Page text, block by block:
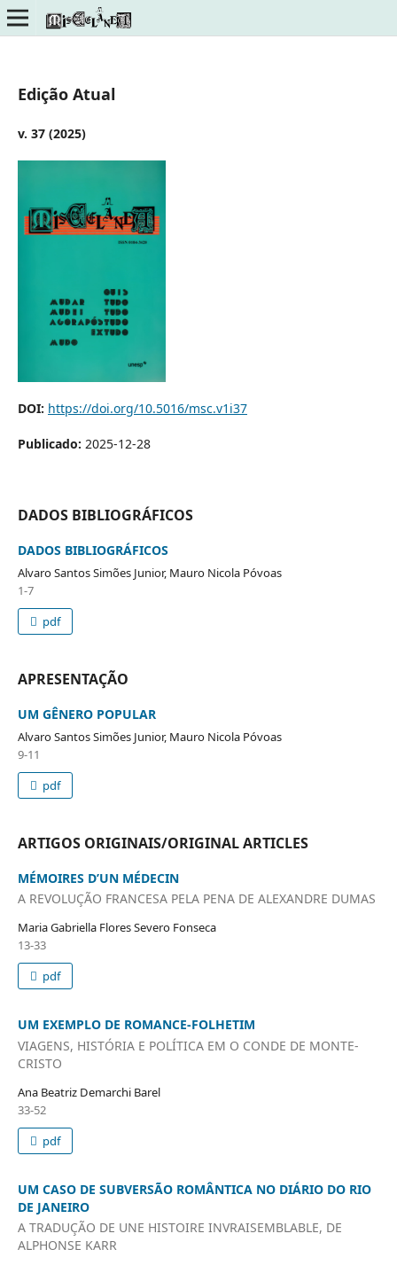
Edição Atual
v. 37 (2025)
DOI: https://doi.org/10.5016/msc.v1i37
Publicado: 2025-12-28
DADOS BIBLIOGRÁFICOS
DADOS BIBLIOGRÁFICOS
Alvaro Santos Simões Junior, Mauro Nicola Póvoas
1-7
pdf
APRESENTAÇÃO
UM GÊNERO POPULAR
Alvaro Santos Simões Junior, Mauro Nicola Póvoas
9-11
pdf
ARTIGOS ORIGINAIS/ORIGINAL ARTICLES
MÉMOIRES D’UN MÉDECIN
A REVOLUÇÃO FRANCESA PELA PENA DE ALEXANDRE DUMAS
Maria Gabriella Flores Severo Fonseca
13-33
pdf
UM EXEMPLO DE ROMANCE-FOLHETIM
VIAGENS, HISTÓRIA E POLÍTICA EM O CONDE DE MONTE-
CRISTO
Ana Beatriz Demarchi Barel
33-52
pdf
UM CASO DE SUBVERSÃO ROMÂNTICA NO DIÁRIO DO RIO
DE JANEIRO
A TRADUÇÃO DE UNE HISTOIRE INVRAISEMBLABLE, DE
ALPHONSE KARR